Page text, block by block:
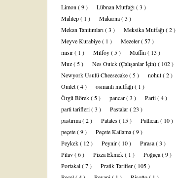
Limon ( 9 ) Lübnan Mutfağı( 3 )
Mahlep( 1 ) Makarna( 3 )
Mekan Tanıtımları( 3 ) Meksika Mutfağı( 2 )
Meyve Kurabiye( 1 ) Mezeler( 57 )
mısır( 1 ) Milföy( 5 ) Muffin ( 13 )
Muz( 5 ) Nes Ouick (Çalışanlar İçin)( 102 )
Newyork Usulü Cheesecake( 5 ) nohut( 2 )
Omlet( 4 ) osmanlı mutfağı( 1 )
Örgü Börek( 5 ) pancar( 3 ) Parti( 4 )
parti tarifleri( 3 ) Pastalar( 23 )
pastırma( 2 ) Patates( 15 ) Patlıcan ( 10 )
peçete( 9 ) Peçete Katlama( 9 )
Peykek( 12 ) Peynir( 10 ) Pırasa( 3 )
Pilav( 6 ) Pizza Ekmek( 1 ) Poğaça( 9 )
Portakal( 7 ) Pratik Tarifler( 105 )